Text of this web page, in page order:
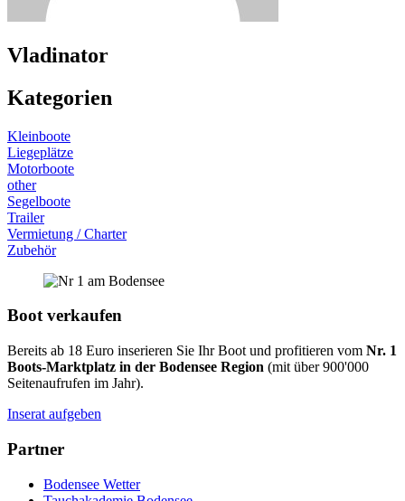
Vladinator
Kategorien
Kleinboote
Liegeplätze
Motorboote
other
Segelboote
Trailer
Vermietung / Charter
Zubehör
Boot verkaufen
Bereits ab 18 Euro inserieren Sie Ihr Boot und profitieren vom Nr. 1
Boots-Marktplatz in der Bodensee Region (mit über 900'000
Seitenaufrufen im Jahr).
Inserat aufgeben
Partner
Bodensee Wetter